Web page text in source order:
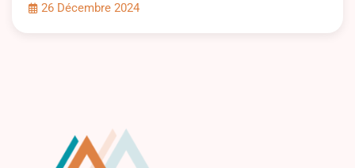
26 Décembre 2024